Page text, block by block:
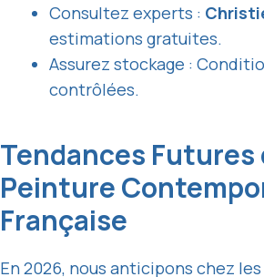
Consultez experts :
estimations gratuites.
Assurez stockage :
contrôlées.
Tendances Futures
Peinture
Française
En 2026, nous anticipons chez les